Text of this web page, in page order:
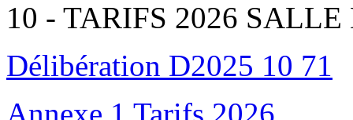
10 - TARIFS 2026
Délibération D2025 10 71